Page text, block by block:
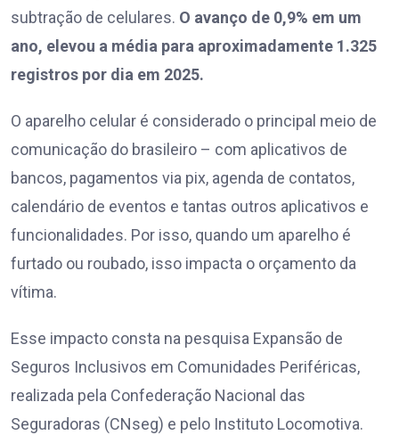
subtração de celulares. O avanço de 0,9% em um
ano, elevou a média para aproximadamente 1.325
registros por dia em 2025.
O aparelho celular é considerado o principal meio de
comunicação do brasileiro – com aplicativos de
bancos, pagamentos via pix, agenda de contatos,
calendário de eventos e tantas outros aplicativos e
funcionalidades. Por isso, quando um aparelho é
furtado ou roubado, isso impacta o orçamento da
vítima.
Esse impacto consta na pesquisa Expansão de
Seguros Inclusivos em Comunidades Periféricas,
realizada pela Confederação Nacional das
Seguradoras (CNseg) e pelo Instituto Locomotiva.